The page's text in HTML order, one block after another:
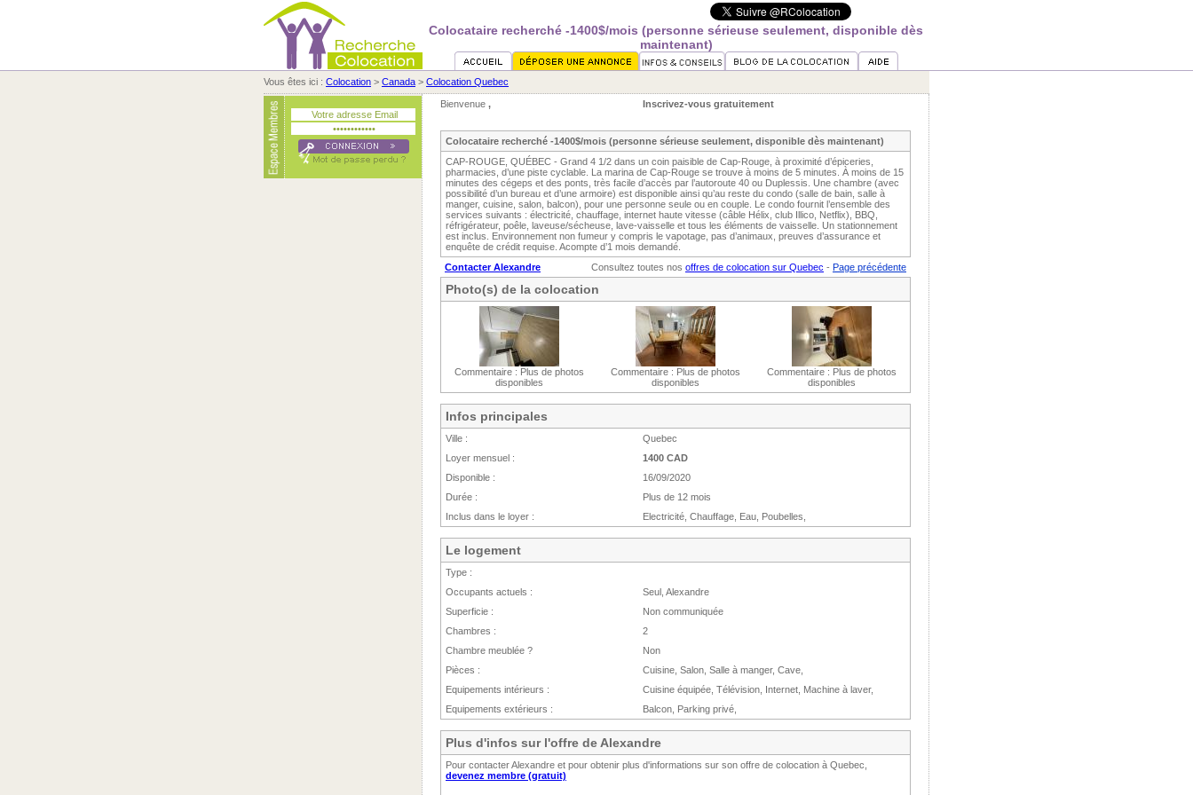
Colocataire recherché -1400$/mois (personne sérieuse seulement, disponible dès
maintenant)
Vous êtes ici : Colocation > Canada > Colocation Quebec
Bienvenue , Inscrivez-vous gratuitement
Colocataire recherché -1400$/mois (personne sérieuse seulement, disponible dès maintenant)
CAP-ROUGE, QUÉBEC - Grand 4 1/2 dans un coin paisible de Cap-Rouge, à proximité d’épiceries,
pharmacies, d’une piste cyclable. La marina de Cap-Rouge se trouve à moins de 5 minutes. À moins de 15
minutes des cégeps et des ponts, très facile d’accès par l’autoroute 40 ou Duplessis. Une chambre (avec
possibilité d’un bureau et d’une armoire) est disponible ainsi qu’au reste du condo (salle de bain, salle à
manger, cuisine, salon, balcon), pour une personne seule ou en couple. Le condo fournit l’ensemble des
services suivants : électricité, chauffage, internet haute vitesse (câble Hélix, club Illico, Netflix), BBQ,
réfrigérateur, poêle, laveuse/sécheuse, lave-vaisselle et tous les éléments de vaisselle. Un stationnement
est inclus. Environnement non fumeur y compris le vapotage, pas d’animaux, preuves d’assurance et
enquête de crédit requise. Acompte d’1 mois demandé.
Contacter Alexandre
Consultez toutes nos offres de colocation sur Quebec - Page précédente
Photo(s) de la colocation
Commentaire : Plus de photos
disponibles
Commentaire : Plus de photos
disponibles
Commentaire : Plus de photos
disponibles
Infos principales
Ville :
Quebec
Loyer mensuel :
1400 CAD
Disponible :
16/09/2020
Durée :
Plus de 12 mois
Inclus dans le loyer :
Electricité, Chauffage, Eau, Poubelles,
Le logement
Type :
Occupants actuels :
Seul, Alexandre
Superficie :
Non communiquée
Chambres :
2
Chambre meublée ?
Non
Pièces :
Cuisine, Salon, Salle à manger, Cave,
Equipements intérieurs :
Cuisine équipée, Télévision, Internet, Machine à laver,
Equipements extérieurs :
Balcon, Parking privé,
Plus d'infos sur l'offre de Alexandre
Pour contacter Alexandre et pour obtenir plus d'informations sur son offre de colocation à Quebec,
devenez membre (gratuit)